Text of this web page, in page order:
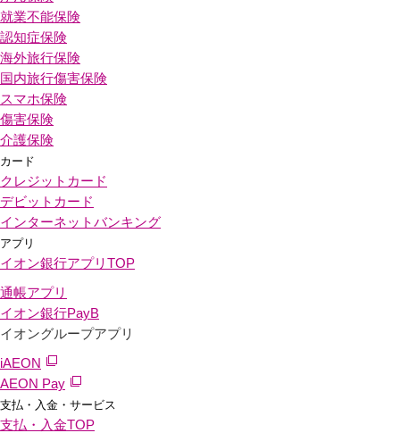
就業不能保険
認知症保険
海外旅行保険
国内旅行傷害保険
スマホ保険
傷害保険
介護保険
カード
クレジットカード
デビットカード
インターネットバンキング
アプリ
イオン銀行アプリ TOP
通帳アプリ
イオン銀行PayB
イオングループアプリ
iAEON
AEON Pay
支払・入金・サービス
支払・入金TOP